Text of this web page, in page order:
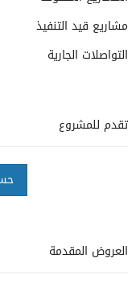
مشاريع قيد التنفيذ
التواصلات الجارية
تقدم للمشروع
العروض المقدمة